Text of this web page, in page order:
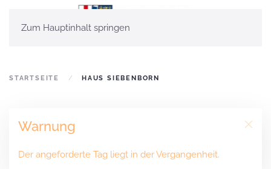
Zum Hauptinhalt springen
STARTSEITE HAUS SIEBENBORN
Warnung
Der angeforderte Tag liegt in der Vergangenheit.